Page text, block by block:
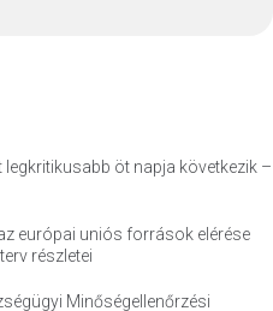
öt napja következik –
európai uniós források elérése
részletei
Minőségellenőrzési